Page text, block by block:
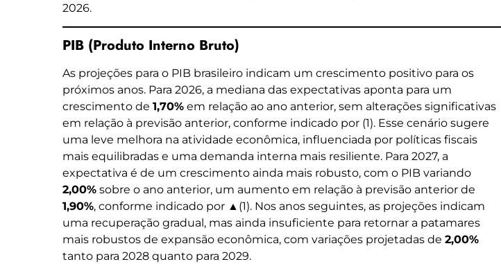
2026.
PIB (Produto Interno Bruto)
As projeções para o PIB brasileiro indicam um crescimento positivo para os
próximos anos. Para 2026, a mediana das expectativas aponta para um
crescimento de 1,70% em relação ao ano anterior, sem alterações significativas
em relação à previsão anterior, conforme indicado por (1). Esse cenário sugere
uma leve melhora na atividade econômica, influenciada por políticas fiscais
mais equilibradas e uma demanda interna mais resiliente. Para 2027, a
expectativa é de um crescimento ainda mais robusto, com o PIB variando
2,00% sobre o ano anterior, um aumento em relação à previsão anterior de
1,90%, conforme indicado por ▲(1). Nos anos seguintes, as projeções indicam
uma recuperação gradual, mas ainda insuficiente para retornar a patamares
mais robustos de expansão econômica, com variações projetadas de 2,00%
tanto para 2028 quanto para 2029.